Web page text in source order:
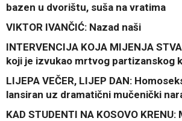
bazen u dvorištu, suša na vratima
VIKTOR IVANČIĆ: Nazad naši
INTERVENCIJA KOJA MIJENJA
koji je izvukao mrtvog partizanskog
LIJEPA VEČER, LIJEP DAN:
lansiran uz dramatični mučenički
KAD STUDENTI NA KOSOVO